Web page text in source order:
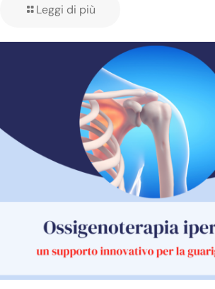
Leggi di più